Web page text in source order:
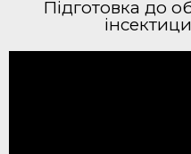
Підготовка до